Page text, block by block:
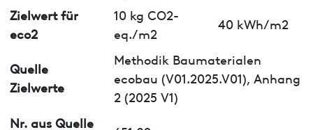
Zielwert für
eco2
10 kg CO2-
eq./m2
40 kWh/m2
Quelle
Zielwerte
Methodik Baumaterialen
ecobau (V01.2025.V01), Anhang
2 (2025 V1)
Nr. aus Quelle